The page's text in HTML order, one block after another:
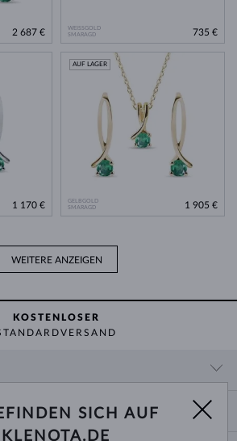
2 687 €
WEISSGOLD
SMARAGD
735 €
1 170 €
GELBGOLD
SMARAGD
AUF LAGER
1 905 €
WEITERE ANZEIGEN
KOSTENLOSER
SICH AUF
KLENOTA.DE